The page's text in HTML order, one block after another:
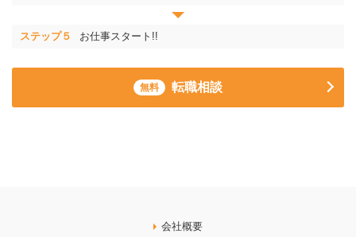
ステップ５ お仕事スタート!!
無料 転職相談
会社概要